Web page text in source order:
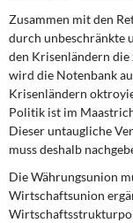
Zusammen mit den
durch unbeschränkte
den Krisenländern die
wird die Notenbank
Krisenländern
Politik ist im
Dieser untaugliche
muss deshalb
Die Währungsunion
Wirtschaftsunion